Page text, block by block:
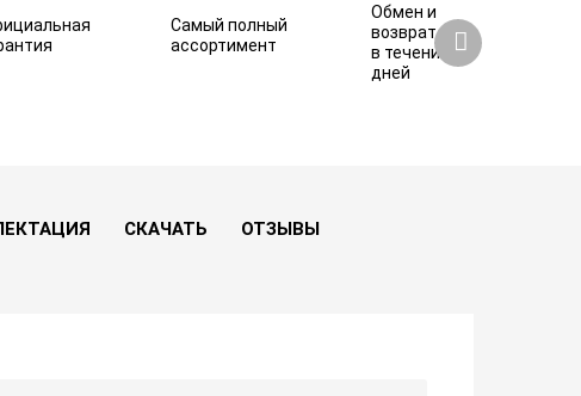
Самый полный
ассортимент
Обмен и
возврат
в течение 7
дней
СКАЧАТЬ ОТЗЫВЫ